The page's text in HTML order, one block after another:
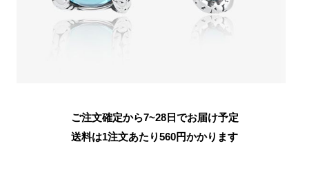
ご注文確定から7~28日でお届け予定
送料は1注文あたり560円かかります